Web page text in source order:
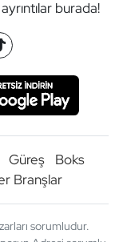
burada!
Güreş
Boks
Branşlar
sorumludur.